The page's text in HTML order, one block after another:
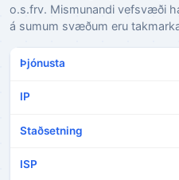
o.s.frv. Mismunandi vefsvæði
á sumum svæðum eru